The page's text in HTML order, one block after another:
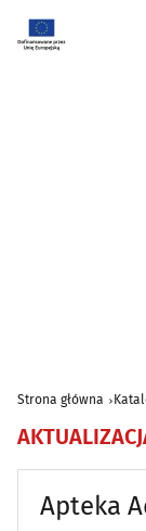
Strona główna
Apteka